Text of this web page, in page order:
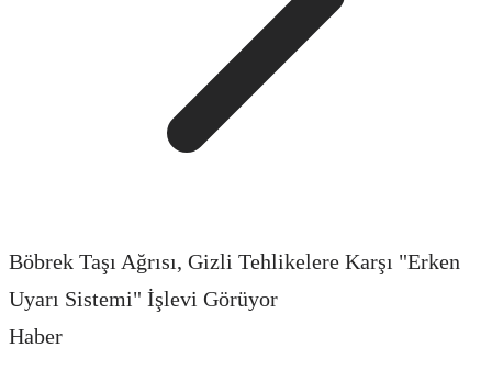
Böbrek Taşı Ağrısı, Gizli Tehlikelere Karşı "Erken
Uyarı Sistemi" İşlevi Görüyor
Haber